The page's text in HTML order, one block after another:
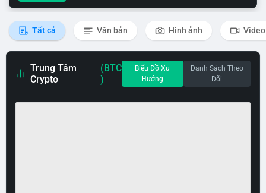
Tất cả Văn bản Hình ảnh Video
Trung Tâm
Crypto
(BTC
)
Biểu Đồ Xu
Hướng
Danh Sách Theo
Dõi